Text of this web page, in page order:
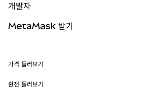
무기한 선물
실물자산
개발자
MetaMask Connect
MetaMask 받기
가격 둘러보기
이더리움 가격
환전 둘러보기